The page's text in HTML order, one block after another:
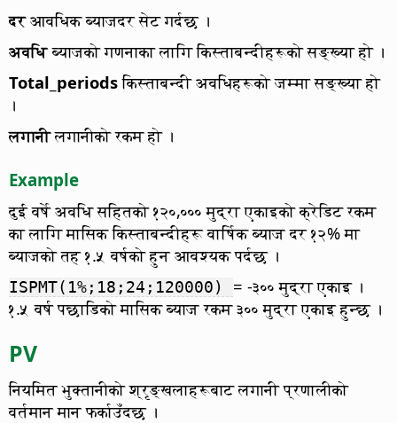
दरआवधिक ब्याजदर सेट गर्दछ ।
अवधिब्याजको गणनाका लागि किस्ताबन्दीहरूको सङ्ख्या हो ।
Total_periodsकिस्ताबन्दी अवधिहरूको जम्मा सङ्ख्या हो
।
लगानीलगानीको रकम हो ।
Example
दुई वर्षे अवधि सहितको १२०,००० मुद्रा एकाइको क्रेडिट रकम
का लागि मासिक किस्ताबन्दीहरू वार्षिक ब्याज दर १२% मा
ब्याजको तह १.५ वर्षको हुन आवश्यक पर्दछ ।
ISPMT(1%;18;24;120000) = -३०० मुद्रा एकाइ ।
१.५ वर्ष पछाडिको मासिक ब्याज रकम ३०० मुद्रा एकाइ हुन्छ ।
PV
नियमित भुक्तानीको श्रृङ्खलाहरूबाट लगानी प्रणालीको
वर्तमान मान फर्काउँदछ ।